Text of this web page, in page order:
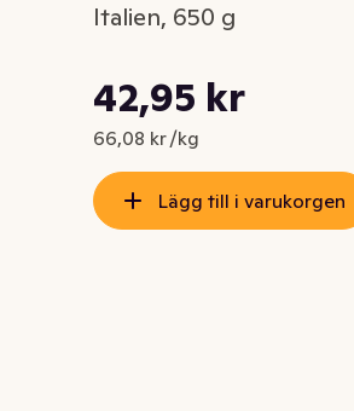
Italien, 650 g
Nuvarande pris är: 42,95 kr
42,95 kr
66,08 kr /kg
Styckpris: 66,08 kr /kg
Lägg till i varukorgen